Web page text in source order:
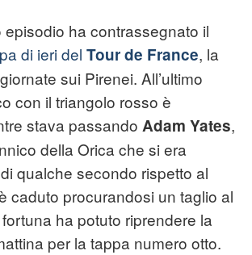
ha contrassegnato il
di ieri del Tour de France, la
sui Pirenei. All’ultimo
con il triangolo rosso è
stava passando Adam Yates,
della Orica che si era
qualche secondo rispetto al
caduto procurandosi un taglio al
ha potuto riprendere la
per la tappa numero otto.